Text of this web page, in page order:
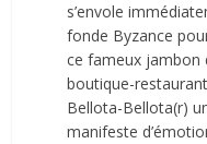
s’envole
fonde Byzance
ce fameux jambon
boutique-
Bellota-Bellota(r)
manifeste